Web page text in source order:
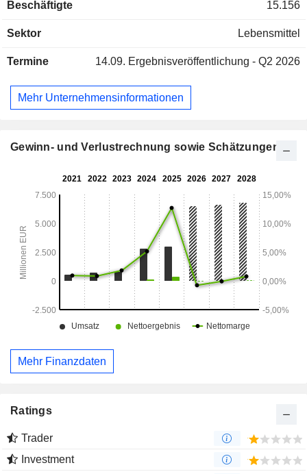
Produktangebot umfasst Teigwaren, Zwieback, Crostini,
Ricotta, Mozzarella und Scamorza, glutenfreie Produkte,
Unternehmen ist weltweit tätig.
Beschäftigte 15.156
Sektor Lebensmittel
Termine 14.09. Ergebnisveröffentlichung - Q2 2026
Mehr Unternehmensinformationen
Gewinn- und Verlustrechnung sowie Schätzungen
Mehr Finanzdaten
Ratings
Trader
Investment